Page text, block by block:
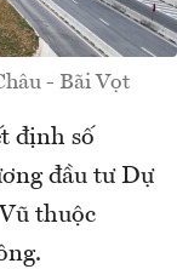
- Bãi Vọt
định số
đầu tư Dự
thuộc